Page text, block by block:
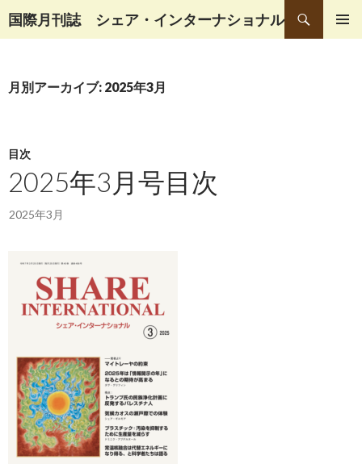
国際月刊誌 シェア・インターナショナル
検
索
ン
動
月別アーカイブ: 2025年3月
目次
2025年3月号目次
2025年3月